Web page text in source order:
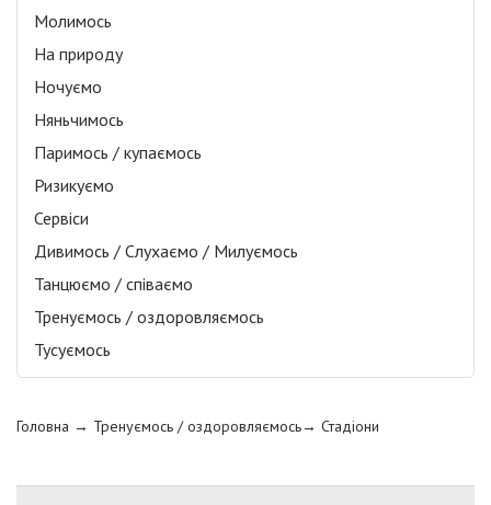
Молимось
На природу
Ночуємо
Няньчимось
Паримось / купаємось
Ризикуємо
Сервіси
Дивимось / Слухаємо / Милуємось
Танцюємо / співаємо
Тренуємось / оздоровляємось
Тусуємось
Головна → Тренуємось / оздоровляємось→ Стадіони